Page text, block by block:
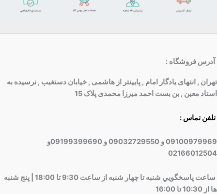
آدرس فروشگاه :
تهران , انتهای یادگار امام , پایینتر از هاشمی , خیابان دستغیب , نرسیده به
استاد معین , بن بست احمد میرزا محمدی پلاک 15
تلفن تماس :
09100979969 و 09032729550 و 09199399690و
02166012504
ساعت پاسخگويي شنبه تا چهار شنبه از ساعت 9:30 تا 18:00 | پنج شنبه
ها از 10:30 تا 16:00